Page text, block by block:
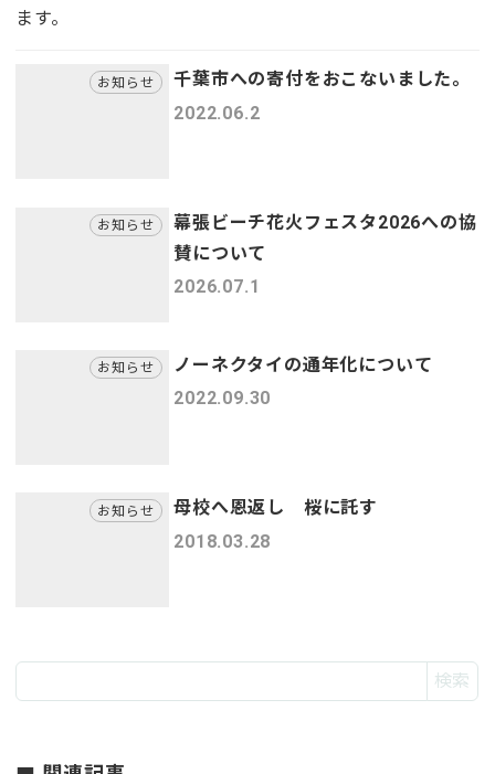
ます。
お知らせ
千葉市への寄付をおこないました。
2022.06.2
お知らせ
幕張ビーチ花火フェスタ2026への協
賛について
2026.07.1
お知らせ
ノーネクタイの通年化について
2022.09.30
お知らせ
母校へ恩返し 桜に託す
2018.03.28
検索